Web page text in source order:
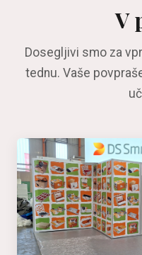
V
Dosegljivi smo za
tednu. Vaše